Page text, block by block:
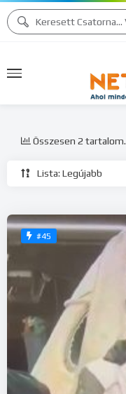
Lista: Legújabb
Összesen 2 tartalom.
#45